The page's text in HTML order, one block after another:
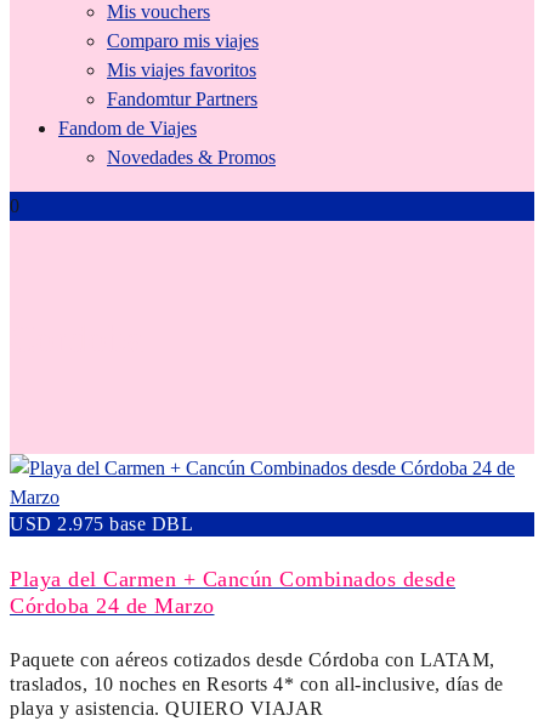
Mis vouchers
Comparo mis viajes
Mis viajes favoritos
Fandomtur Partners
Fandom de Viajes
Novedades & Promos
0
USD 2.975 base DBL
Playa del Carmen + Cancún Combinados desde
Córdoba 24 de Marzo
Paquete con aéreos cotizados desde Córdoba con LATAM,
traslados, 10 noches en Resorts 4* con all-inclusive, días de
playa y asistencia. QUIERO VIAJAR